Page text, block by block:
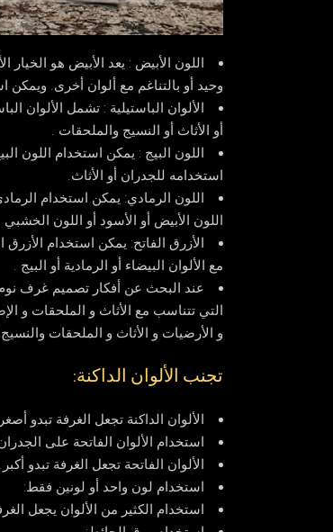
اللون الأبيض : يعد الأبيض هو
وحيد أو بالتناغم مع ألوان أخرى.
الألوان الباستيلية : تشمل الألوان
أو الأثاث أو النسيج والملحقات .
اللون البيج : يمكن استخدام اللون
استخدامه للجدران أو الأثاث.
اللون الرمادي: يمكن استخدام
اللون الأبيض أو الأسود أو اللون الخشبي
الأزرق الفاتح: يمكن استخدام الأزرق
مع الألوان البيضاء أو الرمادية أو البيج .
عند البحث عن أفكار تصميم غرف نوم
التي تتناسب مع الأثاث و الملحقات و
و الأرضيات و الأثاث و الملحقات
️تجنب الألوان الداكنة:
الألوان الداكنة تجعل الغرفة تبدو
استخدام الألوان الفاتحة على
الألوان الفاتحة تجعل الغرفة تبدو أكبر.
استخدام لون واحد أو لونين فقط:
استخدام الكثير من الألوان يجعل